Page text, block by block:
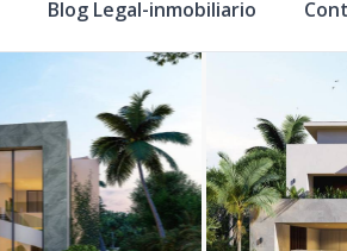
Blog Legal-inmobiliario